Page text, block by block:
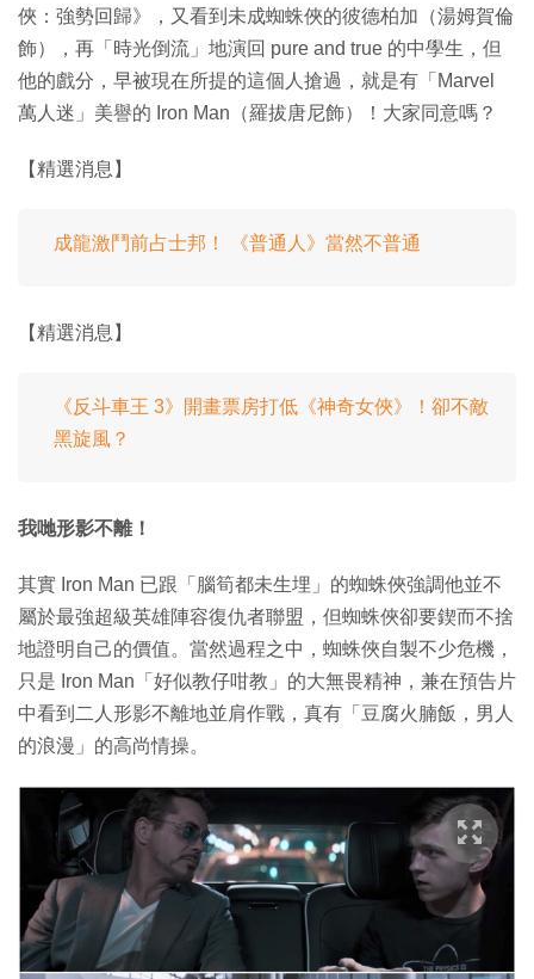
俠：強勢回歸》，又看到未成蜘蛛俠的彼德柏加（湯姆賀倫
飾），再「時光倒流」地演回 pure and true 的中學生，但
他的戲分，早被現在所提的這個人搶過，就是有「Marvel
萬人迷」美譽的 Iron Man（羅拔唐尼飾）！大家同意嗎？
【精選消息】
成龍激鬥前占士邦！ 《普通人》當然不普通
【精選消息】
《反斗車王 3》開畫票房打低《神奇女俠》！卻不敵
黑旋風？
我哋形影不離！
其實 Iron Man 已跟「腦筍都未生埋」的蜘蛛俠強調他並不
屬於最強超級英雄陣容復仇者聯盟，但蜘蛛俠卻要鍥而不捨
地證明自己的價值。當然過程之中，蜘蛛俠自製不少危機，
只是 Iron Man「好似教仔咁教」的大無畏精神，兼在預告片
中看到二人形影不離地並肩作戰，真有「豆腐火腩飯，男人
的浪漫」的高尚情操。